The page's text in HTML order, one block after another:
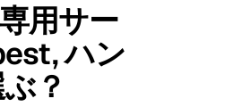
用サー
ハン
？